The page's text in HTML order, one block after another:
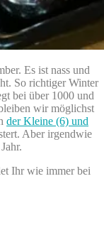
Es ist nass und
So richtiger Winter
bei über 1000 und
wir möglichst
der Kleine (6) und
Aber irgendwie
Ihr wie immer bei